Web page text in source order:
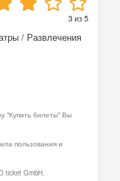
3из5
/ Развлечения
"Купить билеты" Вы
пользования и
GmbH.